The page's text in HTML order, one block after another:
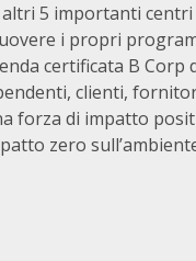
5 importanti
i propri
certificata B
clienti,
forza di impatto
zero